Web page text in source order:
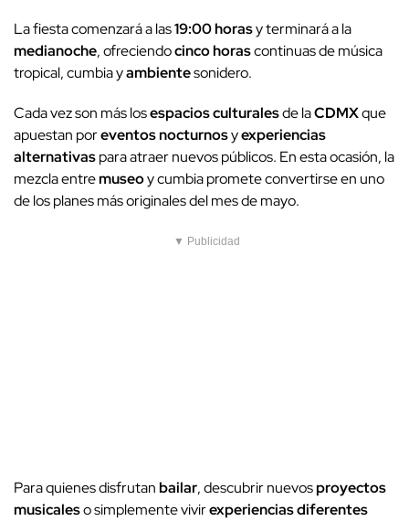
La fiesta comenzará a las19:00 horasy terminará a la
medianoche, ofreciendocinco horascontinuas de música
tropical, cumbia yambientesonidero.
Cada vez son más losespacios culturalesde laCDMXque
apuestan poreventos nocturnosyexperiencias
alternativaspara atraer nuevos públicos. En esta ocasión, la
mezcla entremuseoy cumbia promete convertirse en uno
de los planes más originales del mes de mayo.
▼ Publicidad
Para quienes disfrutanbailar, descubrir nuevosproyectos
musicaleso simplemente vivirexperiencias diferentes